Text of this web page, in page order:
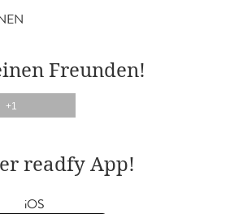
Freunden!
+1
readfy App!
iOS